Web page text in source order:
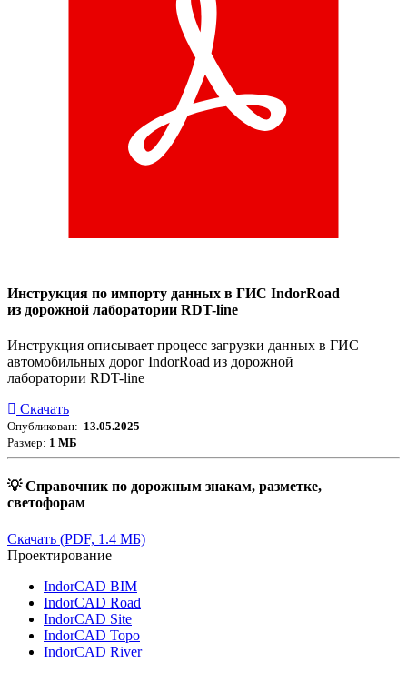
Инструкция по импорту данных в ГИС IndorRoad
из дорожной лаборатории RDT-line
Инструкция описывает процесс загрузки данных в ГИС
автомобильных дорог IndorRoad из дорожной
лаборатории RDT-line
Скачать
Опубликован: 13.05.2025
Размер: 1 МБ
💡 Справочник по дорожным знакам, разметке,
светофорам
Скачать (PDF, 1.4 МБ)
Проектирование
IndorCAD BIM
IndorCAD Road
IndorCAD Site
IndorCAD Topo
IndorCAD River